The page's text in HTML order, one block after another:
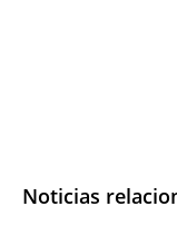
Noticias